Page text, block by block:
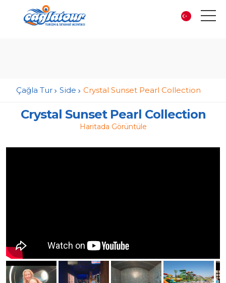
Çağla Tur Side Crystal Sunset Pearl Collection
Crystal Sunset Pearl Collection
Haritada Görüntüle